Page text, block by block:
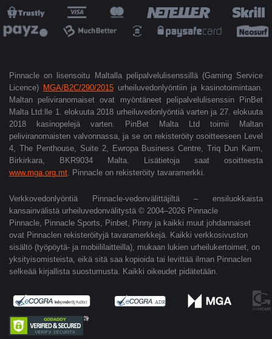
Pinnacle on lisensoitu Maltalla pelipalvelulisenssillä (Gaming Service
Licence) MGA/B2C/290/2015urheiluvedonlyöntiin ja kasinotoimintaan.
Maltan peliviranomaiset ovat myöntäneet pelipalvelulisenssin PinBet
Malta Ltd:lle 1. elokuuta 2018 urheiluvedonlyöntiä varten ja 27. elokuuta
2018 kasinopelejä varten. PinBet Malta Ltd toimii Maltan
peliviranomaisten valvonnassa, ja se on rekisteröity osoitteeseen Level
4, The Penthouse, Suite 2, Ewropa Business Centre, Triq Dun Karm,
Birkirkara, BKR9034 Malta. Lisätietoja saat osoitteesta
www.mga.org.mt. Pinnacle on rekisteröity tavaramerkki.
Verkkovedonlyöntiä Pinnacle-vedonvälittäjiltä – ensiluokkaista
kansainvälistä urheiluvedonvälitystä © 2004–2026 Pinnacle
Pinnacle, Pinnacle Sports, Pinbet, Pinny ja kaikki muut johdannaiset
ovat Pinnaclen rekisteröityjä tavaramerkkejä. Kaikki verkkosivuston
sisältö (työpöytä- ja mobiililaitteilla), mukaan lukien urheilukertoimet, on
yksityisomisteista, eikä sitä saa kopioida tai levittää ilman Pinnaclen
selkeää kirjallista suostumusta. Kaikki oikeudet pidätetään.